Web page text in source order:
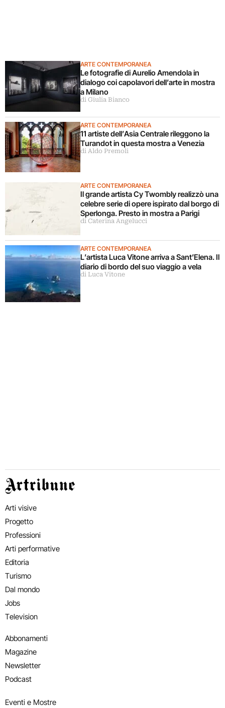
ARTE CONTEMPORANEA
Le fotografie di Aurelio Amendola in
dialogo coi capolavori dell’arte in mostra
a Milano
di Giulia Bianco
ARTE CONTEMPORANEA
11 artiste dell’Asia Centrale rileggono la
Turandot in questa mostra a Venezia
di Aldo Premoli
ARTE CONTEMPORANEA
Il grande artista Cy Twombly realizzò una
celebre serie di opere ispirato dal borgo di
Sperlonga. Presto in mostra a Parigi
di Caterina Angelucci
ARTE CONTEMPORANEA
L’artista Luca Vitone arriva a Sant’Elena. Il
diario di bordo del suo viaggio a vela
di Luca Vitone
Artribune
Arti visive
Progetto
Professioni
Arti performative
Editoria
Turismo
Dal mondo
Jobs
Television
Abbonamenti
Magazine
Newsletter
Podcast
Eventi e Mostre